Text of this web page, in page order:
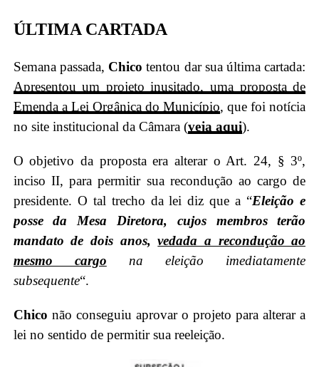
ÚLTIMA CARTADA
Semana passada, Chico tentou dar sua última cartada:
Apresentou um projeto inusitado, uma proposta de
Emenda a Lei Orgânica do Município, que foi notícia
no site institucional da Câmara (veja aqui).
O objetivo da proposta era alterar o Art. 24, § 3º,
inciso II, para permitir sua recondução ao cargo de
presidente. O tal trecho da leidiz que a “Eleição e
posse da Mesa Diretora, cujos membros terão
mandato de dois anos,vedada a recondução ao
mesmo cargo na eleição imediatamente
subsequente“.
Chico não conseguiu aprovar o projeto para alterar a
lei no sentido de permitir sua reeleição.